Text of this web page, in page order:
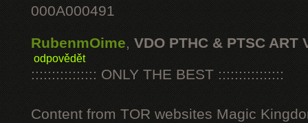
000A000491
RubenmOime, VDO PTHC & PTSC ART
odpovědět
:::::::::::::::: ONLY THE BEST ::::::::::::::::
Content from TOR websites Magic